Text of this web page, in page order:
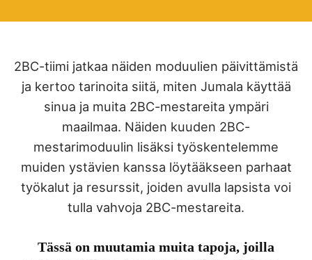
2BC-tiimi jatkaa näiden moduulien päivittämistä
ja kertoo tarinoita siitä, miten Jumala käyttää
sinua ja muita 2BC-mestareita ympäri
maailmaa. Näiden kuuden 2BC-
mestarimoduulin lisäksi työskentelemme
muiden ystävien kanssa löytääkseen parhaat
työkalut ja resurssit, joiden avulla lapsista voi
tulla vahvoja 2BC-mestareita.
Tässä on muutamia muita tapoja, joilla